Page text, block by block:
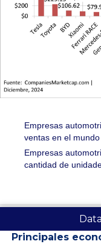
Empresas
ventas en el mundo
Empresas
cantidad de
Principales